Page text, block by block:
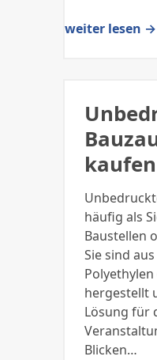
weiter lesen →
kaufen
häufig als
Baustellen
Sie sind
Polyethylen
hergestellt
Lösung für
Blicken…